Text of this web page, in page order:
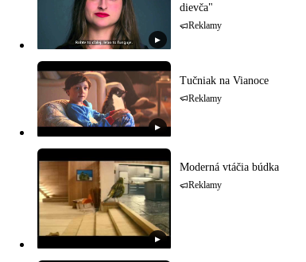
▶
dievča"
Reklamy
▶
Tučniak na Vianoce
Reklamy
▶
Moderná vtáčia búdka
Reklamy